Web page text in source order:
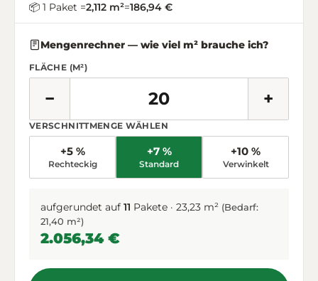
📦 1 Paket =2,112 m²=186,94 €
Mengenrechner — wie viel m² brauche ich?
FLÄCHE (M²)
− +
VERSCHNITTMENGE WÄHLEN
+5 %
Rechteckig
+7 %
Standard
+10 %
Verwinkelt
aufgerundet auf 11 Pakete · 23,23 m² (Bedarf:
21,40 m²)
2.056,34 €